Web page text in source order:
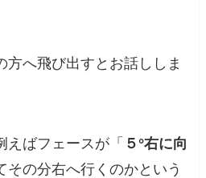
方へ飛び出すとお話ししま
えばフェースが「 ５°右に向
その分右へ行くのかという